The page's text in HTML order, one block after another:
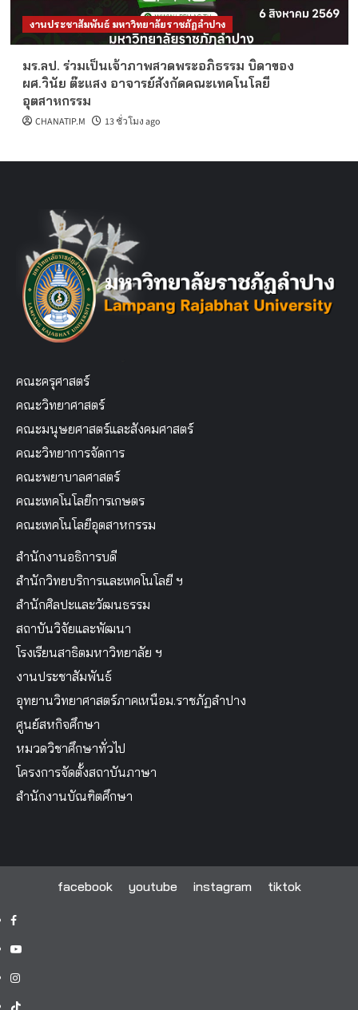
งานประชาสัมพันธ์ มหาวิทยาลัยราชภัฏลำปาง
มร.ลป. ร่วมเป็นเจ้าภาพสวดพระอภิธรรม บิดาของ
ผศ.วินัย ต๊ะแสง อาจารย์สังกัดคณะเทคโนโลยี
อุตสาหกรรม
CHANATIP.M 13 ชั่วโมง ago
คณะครุศาสตร์
คณะวิทยาศาสตร์
คณะมนุษยศาสตร์และสังคมศาสตร์
คณะวิทยาการจัดการ
คณะพยาบาลศาสตร์
คณะเทคโนโลยีการเกษตร
คณะเทคโนโลยีอุตสาหกรรม
สำนักงานอธิการบดี
สำนักวิทยบริการและเทคโนโลยี ฯ
สำนักศิลปะและวัฒนธรรม
สถาบันวิจัยและพัฒนา
โรงเรียนสาธิตมหาวิทยาลัย ฯ
งานประชาสัมพันธ์
อุทยานวิทยาศาสตร์ภาคเหนือม.ราชภัฏลำปาง
ศูนย์สหกิจศึกษา
หมวดวิชาศึกษาทั่วไป
โครงการจัดตั้งสถาบันภาษา
สำนักงานบัณฑิตศึกษา
facebook youtube instagram tiktok
facebook
youtube
instagram
tiktok